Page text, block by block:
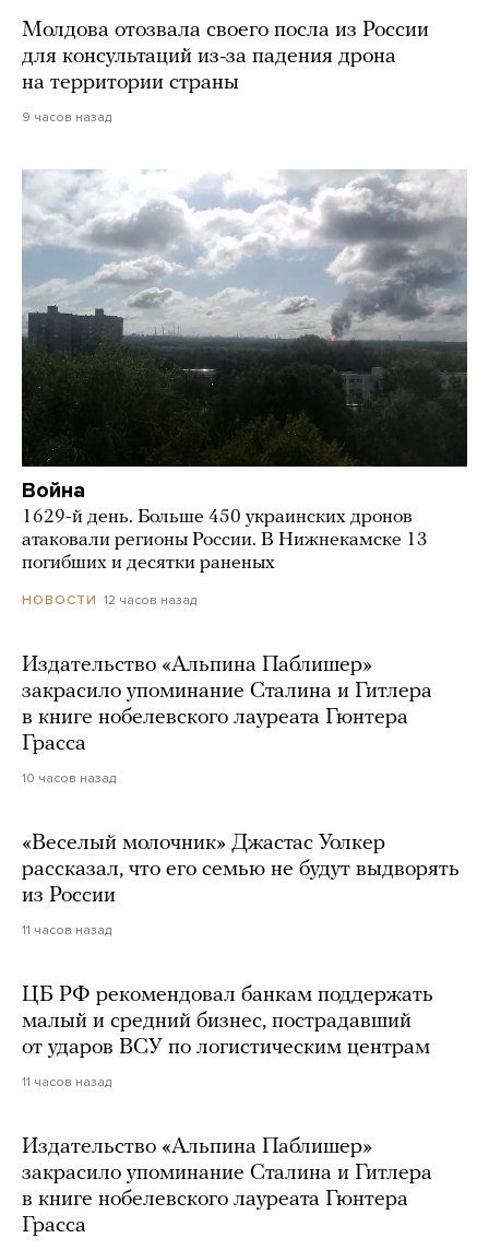
Молдова отозвала своего посла из России
для консультаций из-за падения дрона
на территории страны
9 часов назад
Война
1629-й день. Больше 450 украинских дронов
атаковали регионы России. В Нижнекамске 13
погибших и десятки раненых
НОВОСТИ 12 часов назад
Издательство «Альпина Паблишер»
закрасило упоминание Сталина и Гитлера
в книге нобелевского лауреата Гюнтера
Грасса
10 часов назад
«Веселый молочник» Джастас Уолкер
рассказал, что его семью не будут выдворять
из России
11 часов назад
ЦБ РФ рекомендовал банкам поддержать
малый и средний бизнес, пострадавший
от ударов ВСУ по логистическим центрам
11 часов назад
Издательство «Альпина Паблишер»
закрасило упоминание Сталина и Гитлера
в книге нобелевского лауреата Гюнтера
Грасса